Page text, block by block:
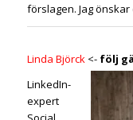
förslagen. Jag
Linda Björck<- följ
LinkedIn-
expert